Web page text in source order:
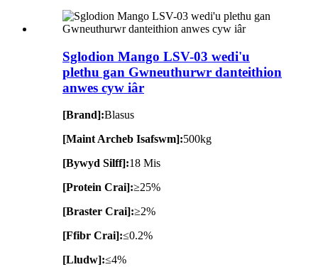
Sglodion Mango LSV-03 wedi'u
plethu gan Gwneuthurwr danteithion
anwes cyw iâr
[Brand]:Blasus
[Maint Archeb Isafswm]:500kg
[Bywyd Silff]:18 Mis
[Protein Crai]:≥25%
[Braster Crai]:≥2%
[Ffibr Crai]:≤0.2%
[Lludw]:≤4%